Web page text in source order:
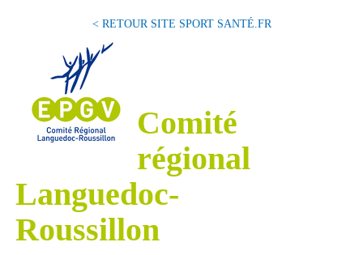
< RETOUR SITE SPORT SANTÉ.FR
Comité
régional
Languedoc-
Roussillon